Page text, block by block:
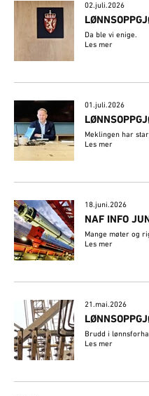
02.juli.2026
Da ble vi enige.
Les mer
01.juli.2026
Meklingen har
Les mer
18.juni.2026
NAF INFO
Mange møter og
Les mer
21.mai.2026
Brudd i
Les mer